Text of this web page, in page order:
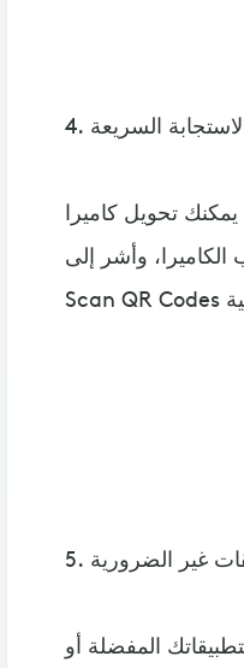
السريعة
تحويل كاميرا
وأشر إلى
غير الضرورية
المفضلة أو